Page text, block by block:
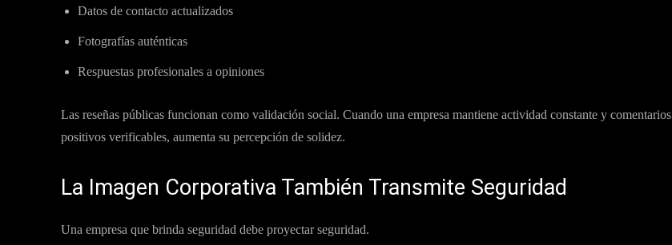
Datos de contacto actualizados
Fotografías auténticas
Respuestas profesionales a opiniones
Las reseñas públicas funcionan como validación social. Cuando una empresa mantiene actividad constante y comentarios
positivos verificables, aumenta su percepción de solidez.
La Imagen Corporativa También Transmite Seguridad
Una empresa que brinda seguridad debe proyectar seguridad.